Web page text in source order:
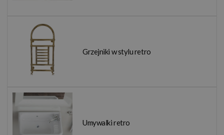
Grzejniki w stylu retro
Umywalki retro